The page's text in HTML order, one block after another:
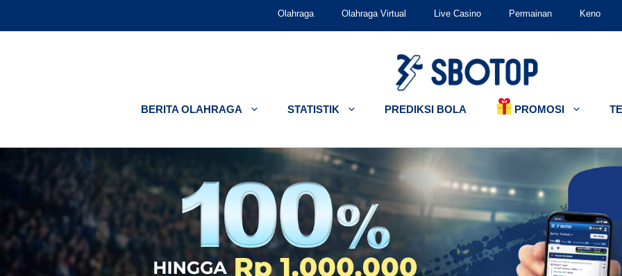
Olahraga Olahraga Virtual Live Casino Permainan Keno
BERITA OLAHRAGA STATISTIK PREDIKSI BOLA PROMOSI